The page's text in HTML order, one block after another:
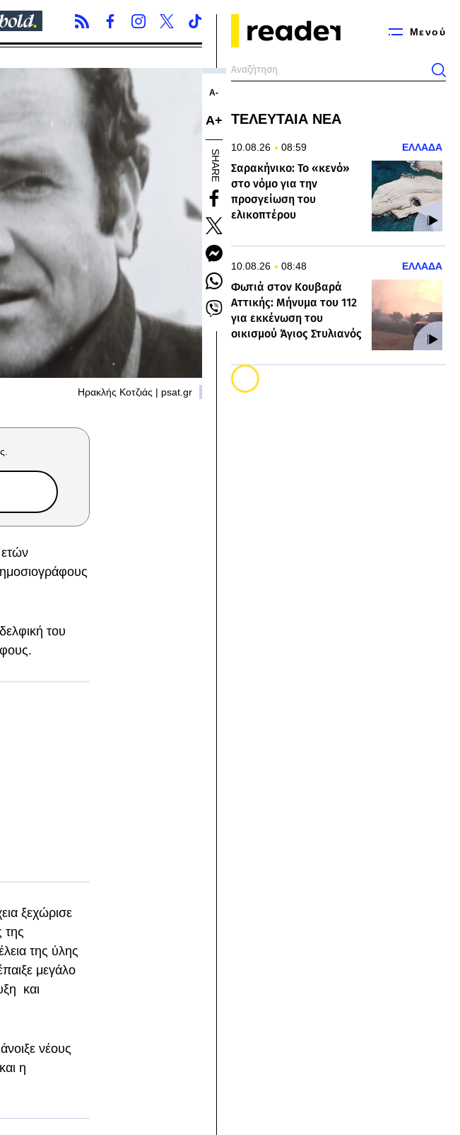
Μενού
Ηρακλής Κοτζιάς | psat.gr
Α-
Α+
SHARE
του
ξεχώρισε
της
της ύλης
μεγάλο
και
νέους
η
ΤΕΛΕΥΤΑΙΑ ΝΕΑ
10.08.26 08:59 ΕΛΛΑΔΑ
Σαρακήνικο: Το «κενό»
στο νόμο για την
προσγείωση του
ελικοπτέρου
10.08.26 08:48 ΕΛΛΑΔΑ
Φωτιά στον Κουβαρά
Αττικής: Μήνυμα του 112
για εκκένωση του
οικισμού Άγιος Στυλιανός